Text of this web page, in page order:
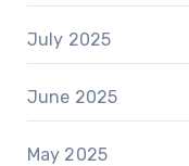
July 2025
June 2025
May 2025